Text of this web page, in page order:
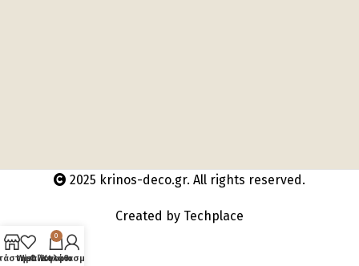
2025 krinos-deco.gr. All rights reserved.
Created by Techplace
Wishlist
0
Καλάθι
Ο λογαριασμός μου